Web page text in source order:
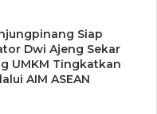
Kementerian PUPR
Rusun di Kota
para Mahasiswa bisa
prestasi.” Ucap
Siap
Dwi Ajeng Sekar
UMKM Tingkatkan
AIM ASEAN